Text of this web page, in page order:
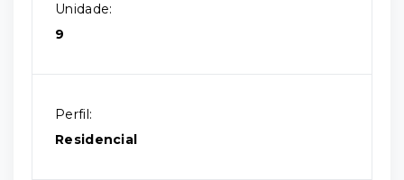
Unidade:
9
Perfil:
Residencial